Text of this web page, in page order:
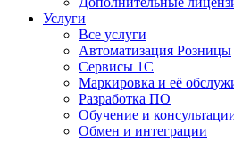
Услуги
Все услуги
Автоматизация Розницы
Сервисы 1С
Маркировка и её
Разработка ПО
Обучение и
Обмен и интеграции